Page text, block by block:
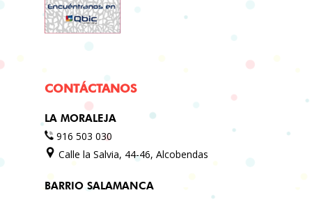
CONTÁCTANOS
LA MORALEJA
916 503 030
Calle la Salvia, 44-46, Alcobendas
BARRIO SALAMANCA